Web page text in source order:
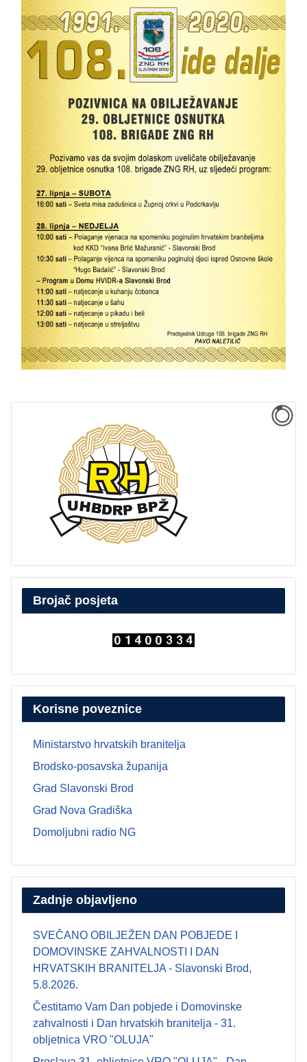
Brojač posjeta
Korisne poveznice
Ministarstvo hrvatskih branitelja
Brodsko-posavska županija
Grad Slavonski Brod
Grad Nova Gradiška
Domoljubni radio NG
Zadnje objavljeno
SVEČANO OBILJEŽEN DAN POBJEDE I
DOMOVINSKE ZAHVALNOSTI I DAN
HRVATSKIH BRANITELJA - Slavonski Brod,
5.8.2026.
Čestitamo Vam Dan pobjede i Domovinske
zahvalnosti i Dan hrvatskih branitelja - 31.
obljetnica VRO "OLUJA"